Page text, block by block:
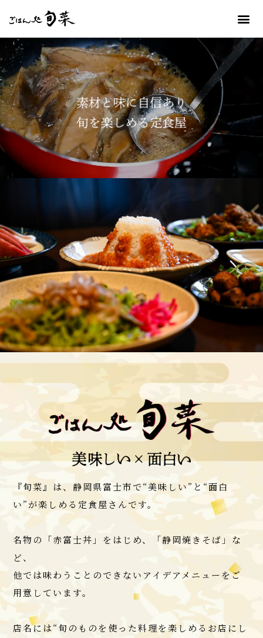
『旬菜』は、静岡県富士市で“美味しい”と“面白
い”が楽しめる定食屋さんです。
名物の「赤富士丼」をはじめ、「静岡焼きそば」な
ど、
他では味わうことのできないアイデアメニューをご
用意しています。
店名には“旬のものを使った料理を楽しめるお店にし